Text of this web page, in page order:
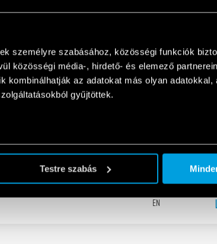
személyre szabásához, közösségi funkciók
közösségi média-, hirdető- és elemező
kombinálhatják az adatokat más olyan adatokkal,
gyűjtöttek.
Testre szabás
EN